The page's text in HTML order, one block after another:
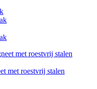
met roestvrij stalen